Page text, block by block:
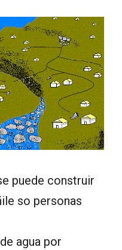
puede construir
so personas
agua por